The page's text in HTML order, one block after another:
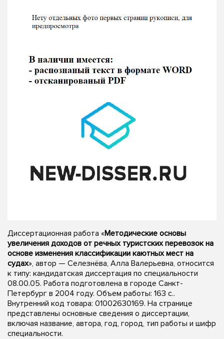
Диссертационная работа «Методические основы
увеличения доходов от речных туристских перевозок на
основе изменения классификации каютных мест на
судах», автор — Селезнёва, Алла Валерьевна, относится
к типу: кандидатская диссертация по специальности
08.00.05. Работа подготовлена в городе Санкт-
Петербург в 2004 году. Объем работы: 163 с..
Внутренний код товара: 01002630169. На странице
представлены основные сведения о диссертации,
включая название, автора, год, город, тип работы и шифр
специальности.